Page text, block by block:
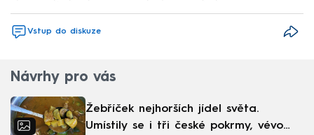
Vstup do diskuze
Návrhy pro vás
Žebříček nejhorších jídel světa.
Umístily se i tři české pokrmy, vévodí